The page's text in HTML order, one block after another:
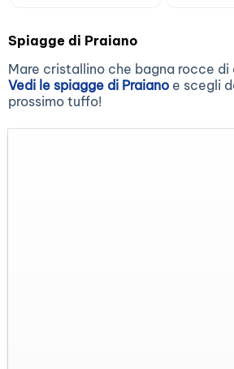
Spiagge di Praiano
Mare cristallino che bagna rocce di
Vedi le spiagge di Praiano e scegli
prossimo tuffo!